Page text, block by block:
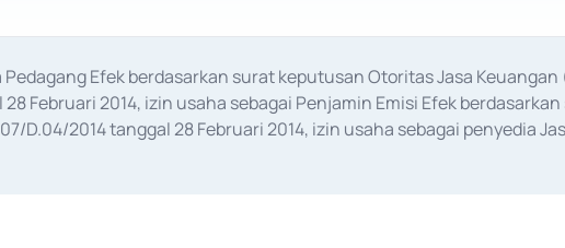
Efek berdasarkan surat keputusan Otoritas Jasa Keuangan
Februari 2014, izin usaha sebagai Penjamin Emisi Efek
D.04/2014 tanggal 28 Februari 2014, izin usaha sebagai penyedia